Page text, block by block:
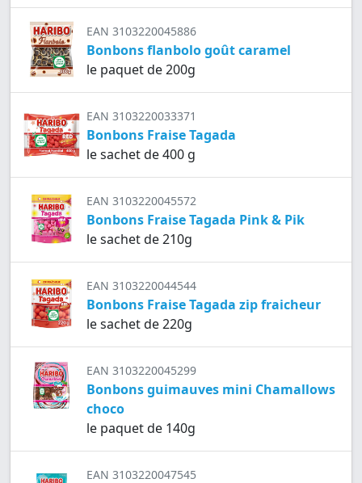
EAN 3103220045886
Bonbons flanbolo goût caramel
le paquet de 200g
EAN 3103220033371
Bonbons Fraise Tagada
le sachet de 400 g
EAN 3103220045572
Bonbons Fraise Tagada Pink & Pik
le sachet de 210g
EAN 3103220044544
Bonbons Fraise Tagada zip fraicheur
le sachet de 220g
EAN 3103220045299
Bonbons guimauves mini Chamallows
choco
le paquet de 140g
EAN 3103220047545